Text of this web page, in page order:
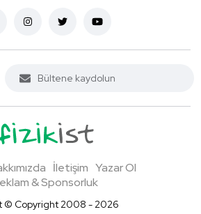
İletişim Yazar Ol
& Sponsorluk
© Copyright 2008 - 2026